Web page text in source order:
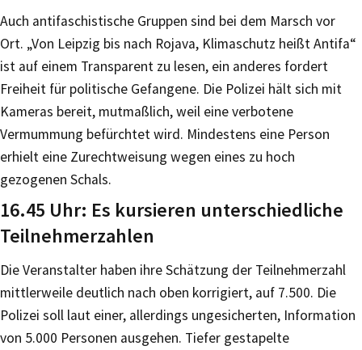
Auch antifaschistische Gruppen sind bei dem Marsch vor
Ort. „Von Leipzig bis nach Rojava, Klimaschutz heißt Antifa“
ist auf einem Transparent zu lesen, ein anderes fordert
Freiheit für politische Gefangene. Die Polizei hält sich mit
Kameras bereit, mutmaßlich, weil eine verbotene
Vermummung befürchtet wird. Mindestens eine Person
erhielt eine Zurechtweisung wegen eines zu hoch
gezogenen Schals.
16.45 Uhr: Es kursieren unterschiedliche
Teilnehmerzahlen
Die Veranstalter haben ihre Schätzung der Teilnehmerzahl
mittlerweile deutlich nach oben korrigiert, auf 7.500. Die
Polizei soll laut einer, allerdings ungesicherten, Information
von 5.000 Personen ausgehen. Tiefer gestapelte